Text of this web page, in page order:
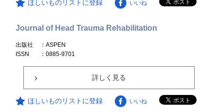
ほしいものリストに登録 いいね
Journal of Head Trauma Rehabilitation
出版社
：ASPEN
ISSN
：0885-9701
詳しく見る
ほしいものリストに登録 いいね